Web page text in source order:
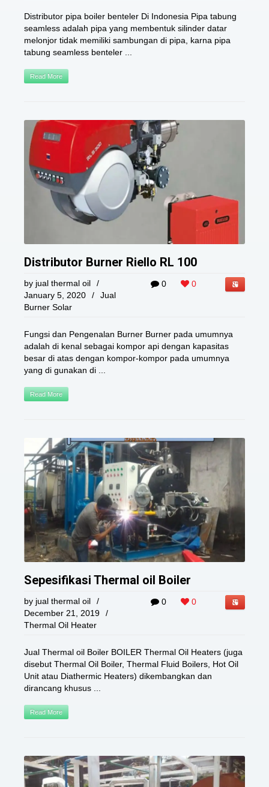
Distributor pipa boiler benteler Di Indonesia Pipa tabung
seamless adalah pipa yang membentuk silinder datar
melonjor tidak memiliki sambungan di pipa, karna pipa
tabung seamless benteler ...
Read More
Distributor Burner Riello RL 100
0 0
by jual thermal oil
/
January 5, 2020
/
Jual
Burner Solar
Fungsi dan Pengenalan Burner Burner pada umumnya
adalah di kenal sebagai kompor api dengan kapasitas
besar di atas dengan kompor-kompor pada umumnya
yang di gunakan di ...
Read More
Sepesifikasi Thermal oil Boiler
0 0
by jual thermal oil
/
December 21, 2019
/
Thermal Oil Heater
Jual Thermal oil Boiler BOILER Thermal Oil Heaters (juga
disebut Thermal Oil Boiler, Thermal Fluid Boilers, Hot Oil
Unit atau Diathermic Heaters) dikembangkan dan
dirancang khusus ...
Read More